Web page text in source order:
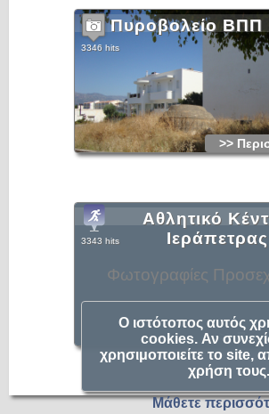
Πυροβολείο ΒΠΠ
3346 hits
>>
Φωτογραφίες
Αθλητικό
Ιεράπετρας
3343 hits
>>
Ο ιστότοπος αυτός
cookies. Αν
χρησιμοποιείτε το site,
χρήση τους.
Μάθετε